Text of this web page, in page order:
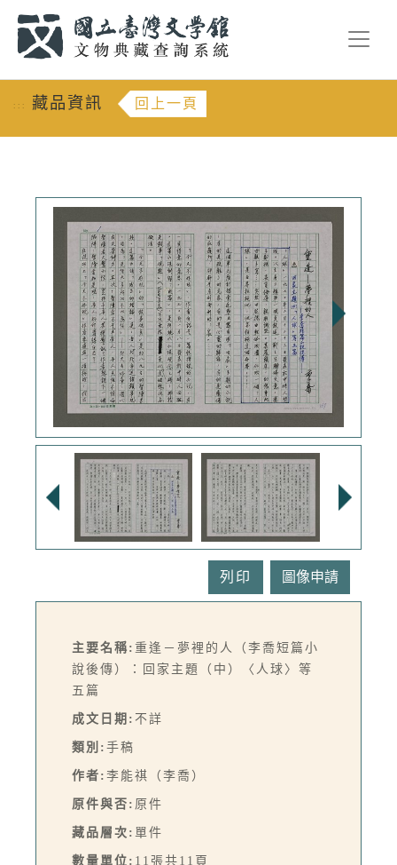
::: 藏品資訊 回上一頁
列印
主要名稱: 重逢－夢裡的人（李喬短篇小
說後傳）：回家主題（中）〈人球〉等
五篇
成文日期: 不詳
類別: 手稿
作者: 李能祺（李喬）
原件與否: 原件
藏品層次: 單件
數量單位: 11張共11頁